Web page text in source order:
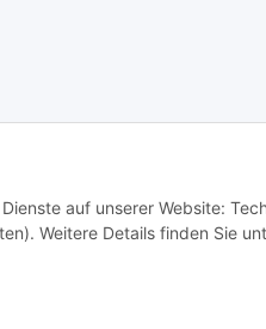
auf unserer Website:
Weitere Details finden Sie